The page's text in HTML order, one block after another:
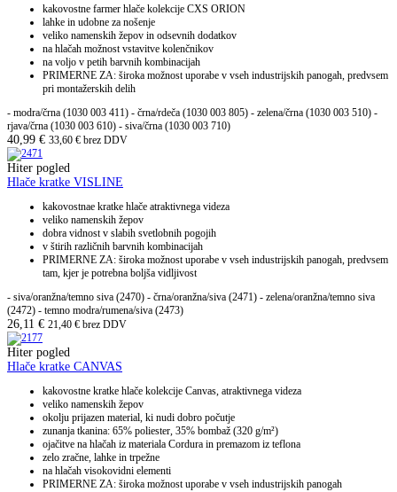
kakovostne farmer hlače kolekcije CXS ORION
lahke in udobne za nošenje
veliko namenskih žepov in odsevnih dodatkov
na hlačah možnost vstavitve kolenčnikov
na voljo v petih barvnih kombinacijah
PRIMERNE ZA: široka možnost uporabe v vseh industrijskih panogah, predvsem
pri montažerskih delih
- modra/črna (1030 003 411) - črna/rdeča (1030 003 805) - zelena/črna (1030 003 510) -
rjava/črna (1030 003 610) - siva/črna (1030 003 710)
40,99 € 33,60 € brez DDV
Hiter pogled
Hlače kratke VISLINE
kakovostnae kratke hlače atraktivnega videza
veliko namenskih žepov
dobra vidnost v slabih svetlobnih pogojih
v štirih različnih barvnih kombinacijah
PRIMERNE ZA: široka možnost uporabe v vseh industrijskih panogah, predvsem
tam, kjer je potrebna boljša vidljivost
- siva/oranžna/temno siva (2470) - črna/oranžna/siva (2471) - zelena/oranžna/temno siva
(2472) - temno modra/rumena/siva (2473)
26,11 € 21,40 € brez DDV
Hiter pogled
Hlače kratke CANVAS
kakovostne kratke hlače kolekcije Canvas, atraktivnega videza
veliko namenskih žepov
okolju prijazen material, ki nudi dobro počutje
zunanja tkanina: 65% poliester, 35% bombaž (320 g/m²)
ojačitve na hlačah iz materiala Cordura in premazom iz teflona
zelo zračne, lahke in trpežne
na hlačah visokovidni elementi
PRIMERNE ZA: široka možnost uporabe v vseh industrijskih panogah